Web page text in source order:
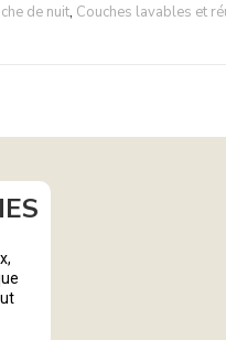
de nuit, Couches lavables et